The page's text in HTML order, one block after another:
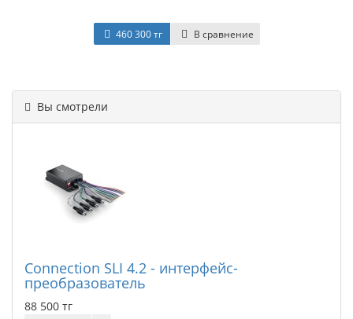
460 300 тг В сравнение
Вы смотрели
Connection SLI 4.2 - интерфейс-
преобразователь
88 500 тг